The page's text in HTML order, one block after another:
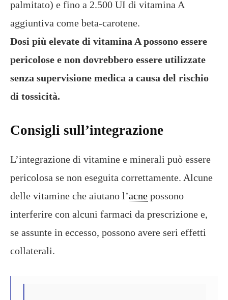
palmitato) e fino a 2.500 UI di vitamina A
aggiuntiva come beta-carotene.
Dosi più elevate di vitamina A possono essere
pericolose e non dovrebbero essere utilizzate
senza supervisione medica a causa del rischio
di tossicità.
Consigli sull’integrazione
L’integrazione di vitamine e minerali può essere
pericolosa se non eseguita correttamente. Alcune
delle vitamine che aiutano l’acne possono
interferire con alcuni farmaci da prescrizione e,
se assunte in eccesso, possono avere seri effetti
collaterali.